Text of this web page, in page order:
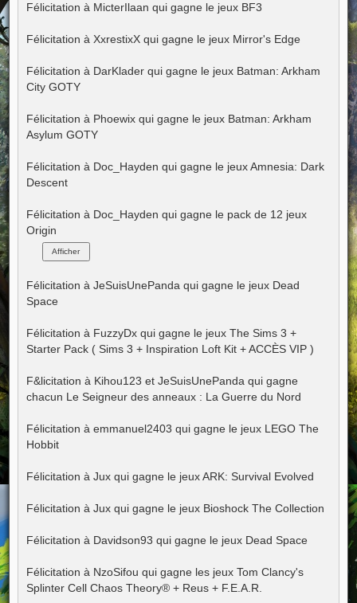
s
e
Félicitation à MicterIlaan qui gagne le jeux BF3
Félicitation à XxrestixX qui gagne le jeux Mirror's Edge
Félicitation à DarKlader qui gagne le jeux Batman: Arkham
City GOTY
Félicitation à Phoewix qui gagne le jeux Batman: Arkham
Asylum GOTY
Félicitation à Doc_Hayden qui gagne le jeux Amnesia: Dark
Descent
Félicitation à Doc_Hayden qui gagne le pack de 12 jeux
Origin
Félicitation à JeSuisUnePanda qui gagne le jeux Dead
Space
Félicitation à FuzzyDx qui gagne le jeux The Sims 3 +
Starter Pack ( Sims 3 + Inspiration Loft Kit + ACCÈS VIP )
F&licitation à Kihou123 et JeSuisUnePanda qui gagne
chacun Le Seigneur des anneaux : La Guerre du Nord
Félicitation à emmanuel2403 qui gagne le jeux LEGO The
Hobbit
Félicitation à Jux qui gagne le jeux ARK: Survival Evolved
Félicitation à Jux qui gagne le jeux Bioshock The Collection
Félicitation à Davidson93 qui gagne le jeux Dead Space
Félicitation à NzoSifou qui gagne les jeux Tom Clancy's
Splinter Cell Chaos Theory® + Reus + F.E.A.R.